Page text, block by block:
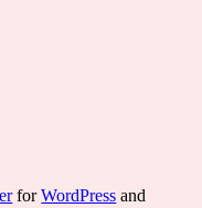
forWordPress and